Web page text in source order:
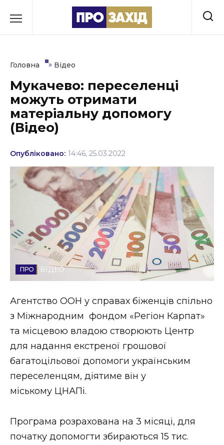
до
Культура
Освіта
Політика
Соціум
Стиль життя
Втрачений Ужгород
Втрачений Ужгород (відеоверсія)
ЗАКАРПАТСЬКІ НОВИНИ
НОВИНИ ЗАХІДНОЇ УКРАЇНИ
Головна » Відео
Мукачево: переселенці
можуть отримати
матеріальну допомогу
(Відео)
Опубліковано: 14:46, 25.03.2022
ВІДЕО
Агентство ООН у справах біженців спільно
з Міжнародним фондом «Регіон Карпат»
та місцевою владою створюють Центр
для надання екстреної грошової
багатоцільової допомоги українським
переселенцям, діятиме він у
міському ЦНАПі.
Програма розрахована на 3 місяці, для
початку допомогти збираються 15 тис.